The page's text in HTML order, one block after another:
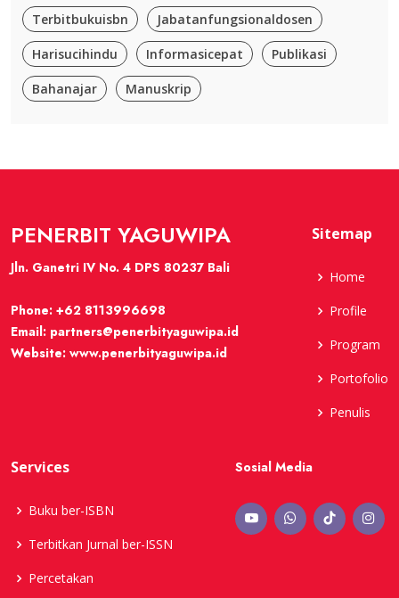
Terbitbukuisbn Jabatanfungsionaldosen
Harisucihindu Informasicepat Publikasi
Bahanajar Manuskrip
PENERBIT YAGUWIPA
Jln. Ganetri IV No. 4 DPS 80237 Bali
Phone: +62 8113996698
Email: partners@penerbityaguwipa.id
Website: www.penerbityaguwipa.id
Sitemap
Home
Profile
Program
Portofolio
Penulis
Services
Buku ber-ISBN
Terbitkan Jurnal ber-ISSN
Percetakan
Sosial Media